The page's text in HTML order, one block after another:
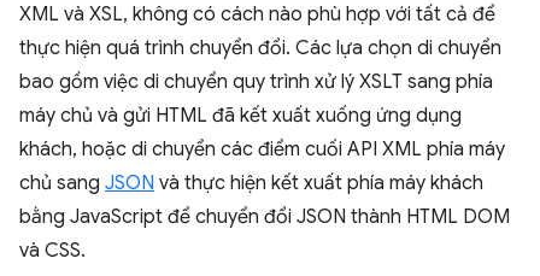
XML và XSL, không có cách nào phù hợp với tất cả để
thực hiện quá trình chuyển đổi. Các lựa chọn di chuyển
bao gồm việc di chuyển quy trình xử lý XSLT sang phía
máy chủ và gửi HTML đã kết xuất xuống ứng dụng
khách, hoặc di chuyển các điểm cuối API XML phía máy
chủ sang JSON và thực hiện kết xuất phía máy khách
bằng JavaScript để chuyển đổi JSON thành HTML DOM
và CSS.